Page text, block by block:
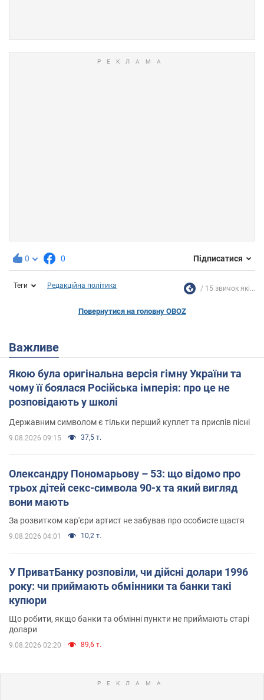
0 0 Підписатися
Теги Редакційна політика 15 звичок які...
Повернутися на головну OBOZ
Важливе
Якою була оригінальна версія гімну України та
чому її боялася Російська імперія: про це не
розповідають у школі
Державним символом є тільки перший куплет та приспів пісні
9.08.2026 09:15 37,5 т.
Олександру Пономарьову – 53: що відомо про
трьох дітей секс-символа 90-х та який вигляд
вони мають
За розвитком кар'єри артист не забував про особисте щастя
9.08.2026 04:01 10,2 т.
У ПриватБанку розповіли, чи дійсні долари 1996
року: чи приймають обмінники та банки такі
купюри
Що робити, якщо банки та обмінні пункти не приймають старі
долари
9.08.2026 02:20 89,6 т.